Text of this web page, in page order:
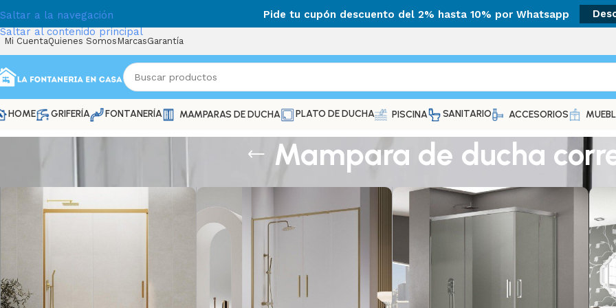
Saltar a la navegación
Saltar al contenido principal
Pide tu cupón descuento del 2% hasta 10% por Whatsapp
Mi CuentaQuienes Somos MarcasGarantía
HOME GRIFERÍA FONTANERÍA MAMPARAS DE DUCHA PLATO DE DUCHA PISCINA SANITARIO ACCESORIOS
Mampara de ducha